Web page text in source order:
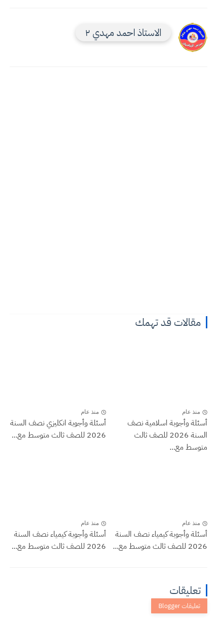
الاستاذ احمد مهدي ٢
مقالات قد تهمك
منذ عام
أسئلة وأجوبة اسلامية نصف
السنة 2026 للصف ثالث
متوسط مع...
منذ عام
أسئلة وأجوبة انكليزي نصف السنة
2026 للصف ثالث متوسط مع...
منذ عام
أسئلة وأجوبة كيمياء نصف السنة
2026 للصف ثالث متوسط مع...
منذ عام
أسئلة وأجوبة كيمياء نصف السنة
2026 للصف ثالث متوسط مع...
تعليقات